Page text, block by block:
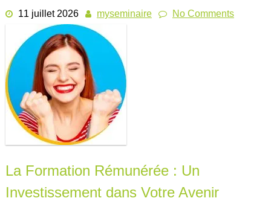
11 juillet 2026 myseminaire No Comments
La Formation Rémunérée : Un
Investissement dans Votre Avenir